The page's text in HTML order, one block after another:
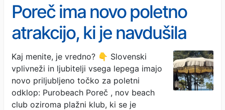
Poreč ima novo poletno
atrakcijo, ki je navdušila
številne slovenske
obiskovalce – a pozor, ni
poceni
Kaj menite, je vredno? 👇 Slovenski
vplivneži in ljubitelji vsega lepega imajo
novo priljubljeno točko za poletni
odklop: Purobeach Poreč , nov beach
club oziroma plažni klub, ki se je